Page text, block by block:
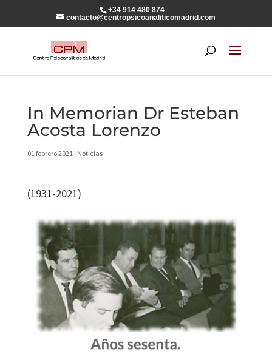
+34 914 480 874
contacto@centropsicoanaliticomadrid.com
In Memorian Dr Esteban
Acosta Lorenzo
01 febrero 2021| Noticias
(1931-2021)